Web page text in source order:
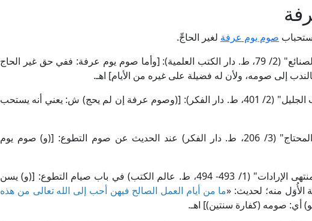
صوم يوم عرفة لغير الحاجِّ.
قال العلامة الكاساني في "بدائع الصنائع" (2/ 79، ط. دار الكتب العلمية): [وأما صوم يوم عرفة: ففي حق غير الحاج
إلى صومه، ولأن له فضيلة على غيره من الأيام] اهـ.
وقال العلامة الحَطَّاب في "مواهب الجليل" (2/ 401، ط. دار الفكر): [(وصوم عرفة إن لم يحج) ش: يعني أنه يستحب
وقال العلامة الرَّمليُّ في "نهاية المحتاج" (3/ 206، ط. دار الفكر) عند الحديث عن صوم التطوع: [(و) صوم يوم
وقال العلامة البُهُوتي في "شرح منتهى الإرادات" (1/ 493- 494، ط. عالم الكتب) في باب صيام التطوع: [(و) يسن
منه؛ لحديث: «ما من أيام العمل الصالح فيهن أحب إلى الله تعالى من هذه
أي: صومه (كفارة سنتين)] اهـ.